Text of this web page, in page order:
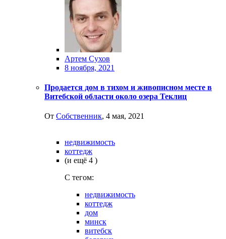
Артем Сухов
8 ноября, 2021
Продается дом в тихом и живописном месте в
Витебской области около озера Теклиц
От Собственник, 4 мая, 2021
недвижимость
коттедж
(и ещё 4 )
C тегом:
недвижимость
коттедж
дом
минск
витебск